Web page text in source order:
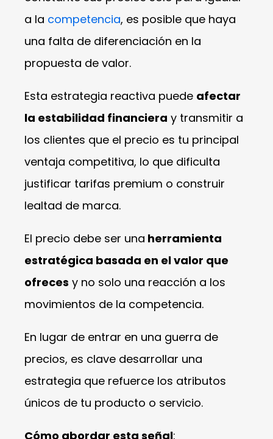
a la competencia, es posible que haya
una falta de diferenciación en la
propuesta de valor.
Esta estrategia reactiva puede afectar
la estabilidad financiera y transmitir a
los clientes que el precio es tu principal
ventaja competitiva, lo que dificulta
justificar tarifas premium o construir
lealtad de marca.
El precio debe ser una herramienta
estratégica basada en el valor que
ofreces y no solo una reacción a los
movimientos de la competencia.
En lugar de entrar en una guerra de
precios, es clave desarrollar una
estrategia que refuerce los atributos
únicos de tu producto o servicio.
Cómo abordar esta señal: